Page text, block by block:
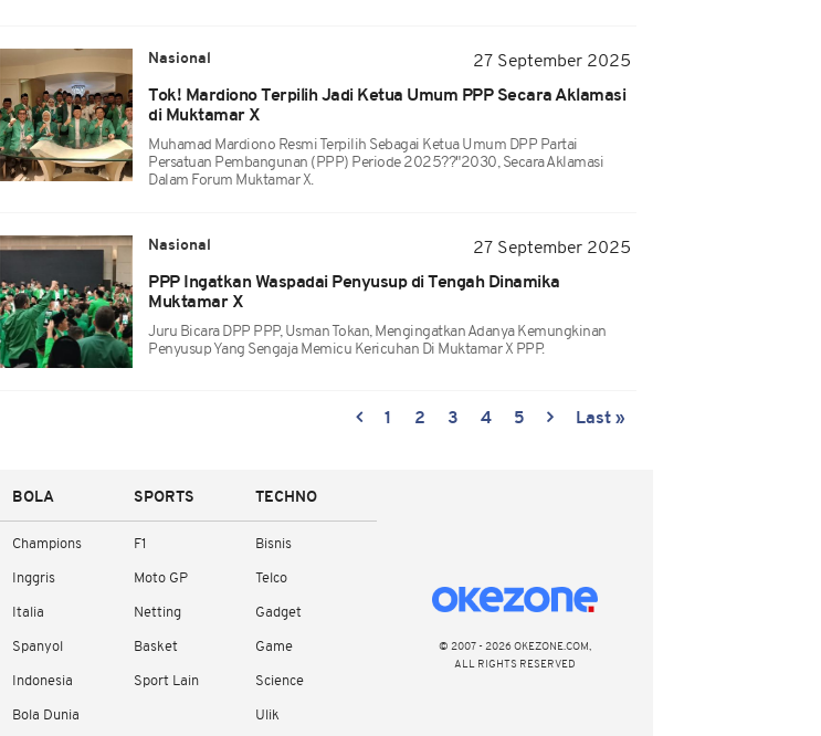
Nasional
27 September 2025
Tok! Mardiono Terpilih Jadi Ketua Umum PPP Secara Aklamasi
di Muktamar X
Muhamad Mardiono Resmi Terpilih Sebagai Ketua Umum DPP Partai
Persatuan Pembangunan (PPP) Periode 2025??"2030, Secara Aklamasi
Dalam Forum Muktamar X.
Nasional
27 September 2025
PPP Ingatkan Waspadai Penyusup di Tengah Dinamika
Muktamar X
Juru Bicara DPP PPP, Usman Tokan, Mengingatkan Adanya Kemungkinan
Penyusup Yang Sengaja Memicu Kericuhan Di Muktamar X PPP.
1 2 3 4 5 Last »
BOLA
Champions
Inggris
Italia
Spanyol
Indonesia
Bola Dunia
SPORTS
F1
Moto GP
Netting
Basket
Sport Lain
TECHNO
Bisnis
Telco
Gadget
Game
Science
Ulik
© 2007 - 2026 OKEZONE.COM,
ALL RIGHTS RESERVED